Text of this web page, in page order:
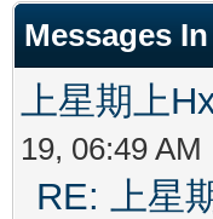
Messages
上星期上
19, 06:49 AM
RE: 上星